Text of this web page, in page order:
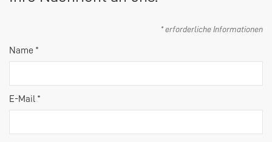
* erforderliche Informationen
Name *
E-Mail *